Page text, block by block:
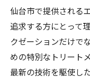
リラクゼー
ランス
気仙沼市の
トを紹介
エステを通
仙台市で提供される
追求する方にとって
クゼーションだけで
めの特別なトリート
最新の技術を駆使し